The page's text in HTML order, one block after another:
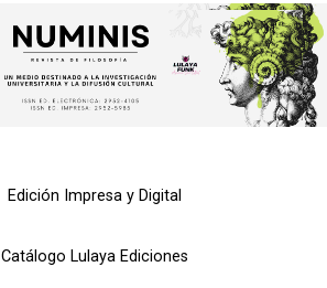
Edición Impresa y Digital
Catálogo Lulaya Ediciones